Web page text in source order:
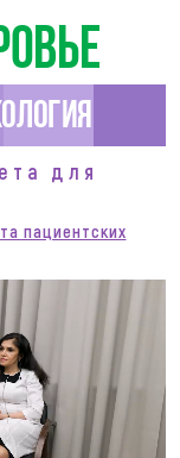
для
пациентских